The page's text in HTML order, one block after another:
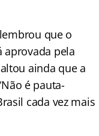
que o
pela
ainda que a
é pauta-
cada vez mais